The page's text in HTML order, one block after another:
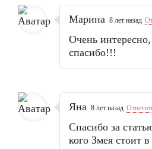
Марина 8 лет назад
Очень
спасибо!!!
Яна 8 лет назад
Спасибо за
кого Змея стоит